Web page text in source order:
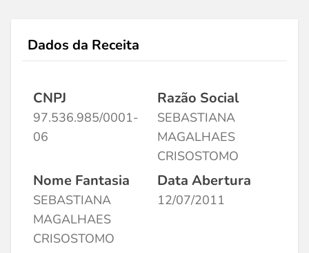
Dados da Receita
CNPJ
97.536.985/0001-
06
Razão Social
SEBASTIANA
MAGALHAES
CRISOSTOMO
Nome Fantasia
SEBASTIANA
MAGALHAES
CRISOSTOMO
Data Abertura
12/07/2011